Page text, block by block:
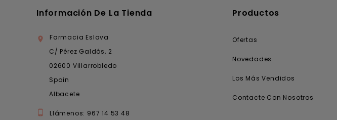
Información De La Tienda

Farmacia Eslava
C/ Pérez Galdós, 2
02600 Villarrobledo
Spain
Albacete
 Llámenos: 967 14 53 48
Productos
Ofertas
Novedades
Los Más Vendidos
Contacte Con Nosotros